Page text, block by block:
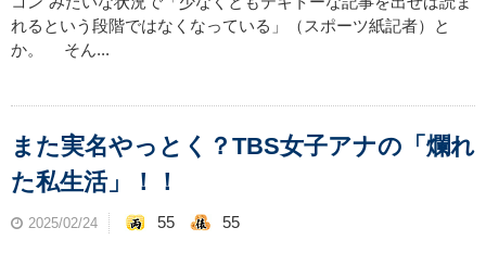
れるという段階ではなくなっている」（スポーツ紙記者）と
か。 そん...
また実名やっとく？TBS女子アナの「爛れ
た私生活」！！
2025/02/24 55 55